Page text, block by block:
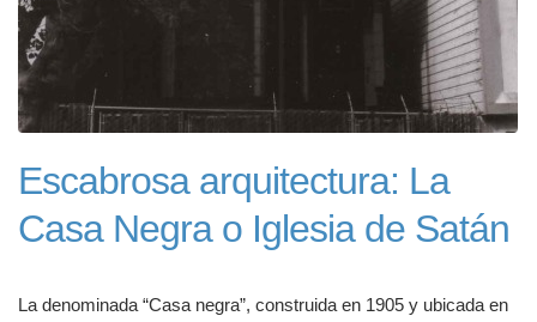
Escabrosa arquitectura: La
Casa Negra o Iglesia de Satán
La denominada “Casa negra”, construida en 1905 y ubicada en